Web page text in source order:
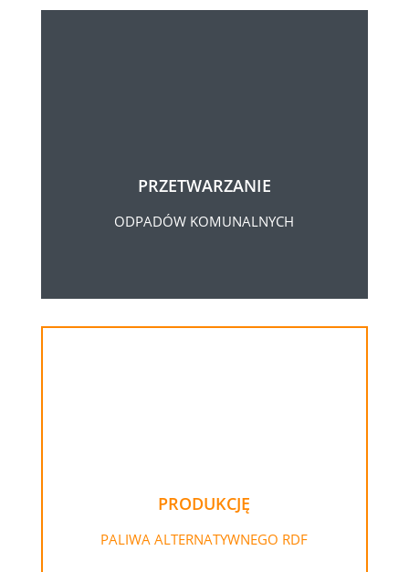
PRZETWARZANIE
ODPADÓW KOMUNALNYCH
PRODUKCJĘ
PALIWA ALTERNATYWNEGO RDF